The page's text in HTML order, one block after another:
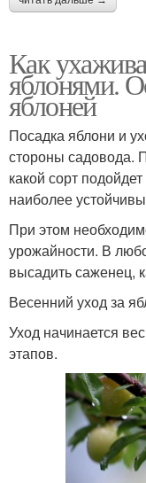
Как
яблонями.
яблоней
Посадка яблони и
стороны садовода.
какой сорт
наиболее
При этом
урожайности. В
высадить саженец,
Весенний уход за
Уход начинается
этапов.